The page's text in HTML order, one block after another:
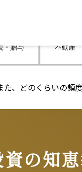
・贈与 不動産
、どのくらいの頻
資の知